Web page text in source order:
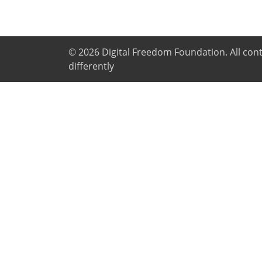
© 2026 Digital Freedom Foundation. All
differently